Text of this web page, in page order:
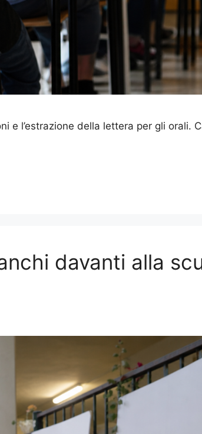
e l’estrazione della lettera per gli orali.
davanti alla